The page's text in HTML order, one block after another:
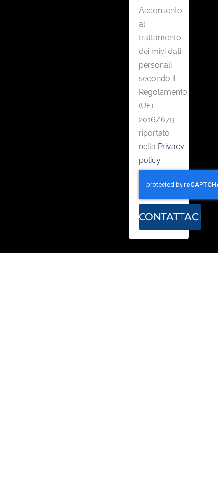
Acconsento
al
trattamento
dei miei dati
personali
secondo il
Regolamento
(UE)
2016/679
riportato
nella Privacy
policy
CONTATTACI